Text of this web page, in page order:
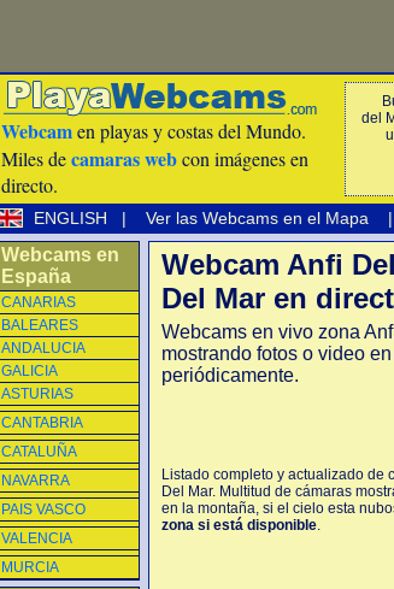
Webcamen playas y costas del Mundo.
Miles decamaras webcon imágenes en
directo.
del
ENGLISH | Ver las Webcams en el Mapa |
Webcams en
España
CANARIAS
BALEARES
ANDALUCIA
GALICIA
ASTURIAS
CANTABRIA
CATALUÑA
NAVARRA
PAIS VASCO
VALENCIA
MURCIA
Webcam Anfi
Del Mar en
Webcams en vivo zona
mostrando fotos o video
periódicamente.
Listado completo y actualizado de
Del Mar. Multitud de cámaras
en la montaña, si el cielo esta
zona si está disponible.